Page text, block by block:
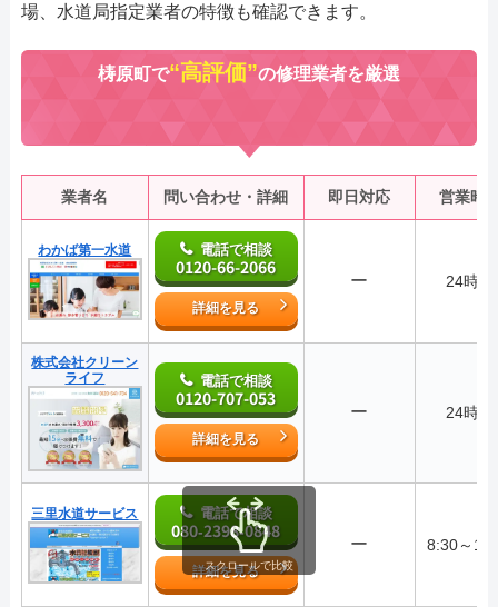
場、水道局指定業者の特徴も確認できます。
梼原町で“高評価”の修理業者を厳選
業者名 問い合わせ・詳細 即日対応 営業時
わかば第一水道 電話で相談
0120-66-2066
詳細を見る
ー 24時間
株式会社クリーン
ライフ
電話で相談
0120-707-053
詳細を見る
ー 24時間
三里水道サービス 電話で相談
080‐2398‐0848
詳細を見る
ー 8:30～
スクロールで比較